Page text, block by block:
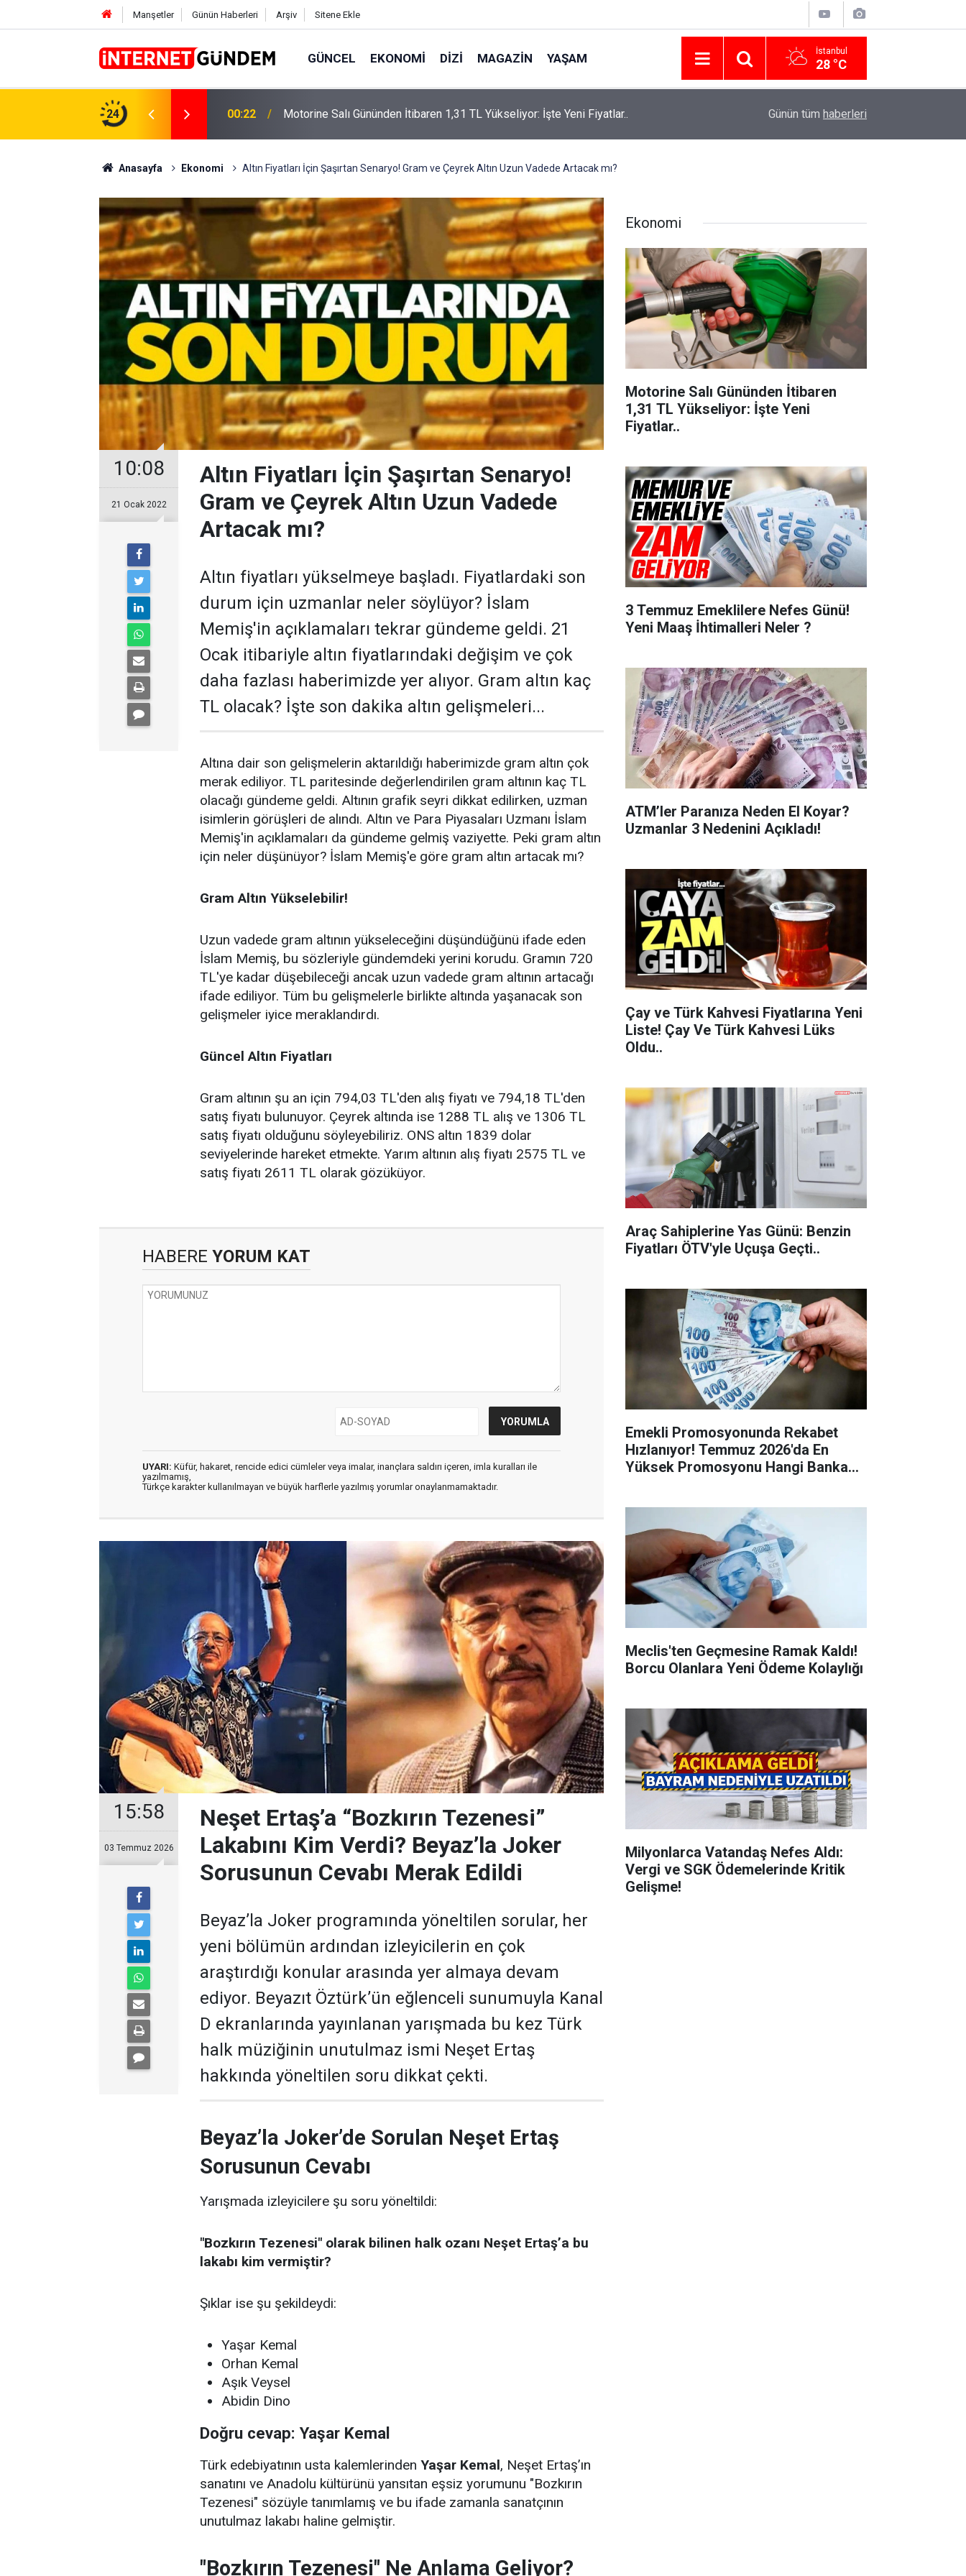
Manşetler Günün Haberleri Arşiv Sitene Ekle
GÜNCEL EKONOMI DIZI MAGAZIN YAŞAM İstanbul
28 °C
24
TL Yükseliyor: İşte Yeni Fiyatlar.. 15:58
Neşet Ertaş’a “Bozkırın Tezenesi” Lakabını Kim Verdi? Beyaz’la Joker
Sorusunun Cevabı Merak Edildi
Günün tüm haberleri
Anasayfa Ekonomi Altın Fiyatları İçin Şaşırtan Senaryo! Gram ve Çeyrek Altın Uzun Vadede Artacak mı?
10:08
21 Ocak 2022
Altın Fiyatları İçin Şaşırtan Senaryo!
Gram ve Çeyrek Altın Uzun Vadede
Artacak mı?
Altın fiyatları yükselmeye başladı. Fiyatlardaki son
durum için uzmanlar neler söylüyor? İslam
Memiş'in açıklamaları tekrar gündeme geldi. 21
Ocak itibariyle altın fiyatlarındaki değişim ve çok
daha fazlası haberimizde yer alıyor. Gram altın kaç
TL olacak? İşte son dakika altın gelişmeleri...
Altına dair son gelişmelerin aktarıldığı haberimizde gram altın çok
merak ediliyor. TL paritesinde değerlendirilen gram altının kaç TL
olacağı gündeme geldi. Altının grafik seyri dikkat edilirken, uzman
isimlerin görüşleri de alındı. Altın ve Para Piyasaları Uzmanı İslam
Memiş'in açıklamaları da gündeme gelmiş vaziyette. Peki gram altın
için neler düşünüyor? İslam Memiş'e göre gram altın artacak mı?
Gram Altın Yükselebilir!
Uzun vadede gram altının yükseleceğini düşündüğünü ifade eden
İslam Memiş, bu sözleriyle gündemdeki yerini korudu. Gramın 720
TL'ye kadar düşebileceği ancak uzun vadede gram altının artacağı
ifade ediliyor. Tüm bu gelişmelerle birlikte altında yaşanacak son
gelişmeler iyice meraklandırdı.
Güncel Altın Fiyatları
Gram altının şu an için 794,03 TL'den alış fiyatı ve 794,18 TL'den
satış fiyatı bulunuyor. Çeyrek altında ise 1288 TL alış ve 1306 TL
satış fiyatı olduğunu söyleyebiliriz. ONS altın 1839 dolar
seviyelerinde hareket etmekte. Yarım altının alış fiyatı 2575 TL ve
satış fiyatı 2611 TL olarak gözüküyor.
HABERE YORUM KAT
UYARI: Küfür, hakaret, rencide edici cümleler veya imalar, inançlara saldırı içeren, imla kuralları ile
yazılmamış,
Türkçe karakter kullanılmayan ve büyük harflerle yazılmış yorumlar onaylanmamaktadır.
15:58
03 Temmuz 2026
Neşet Ertaş’a “Bozkırın Tezenesi”
Lakabını Kim Verdi? Beyaz’la Joker
Sorusunun Cevabı Merak Edildi
Beyaz’la Joker programında yöneltilen sorular, her
yeni bölümün ardından izleyicilerin en çok
araştırdığı konular arasında yer almaya devam
ediyor. Beyazıt Öztürk’ün eğlenceli sunumuyla Kanal
D ekranlarında yayınlanan yarışmada bu kez Türk
halk müziğinin unutulmaz ismi Neşet Ertaş
hakkında yöneltilen soru dikkat çekti.
Beyaz’la Joker’de Sorulan Neşet Ertaş
Sorusunun Cevabı
Yarışmada izleyicilere şu soru yöneltildi:
"Bozkırın Tezenesi" olarak bilinen halk ozanı Neşet Ertaş’a bu
lakabı kim vermiştir?
Şıklar ise şu şekildeydi:
Yaşar Kemal
Orhan Kemal
Aşık Veysel
Abidin Dino
Doğru cevap: Yaşar Kemal
Türk edebiyatının usta kalemlerinden Yaşar Kemal, Neşet Ertaş’ın
sanatını ve Anadolu kültürünü yansıtan eşsiz yorumunu "Bozkırın
Tezenesi" sözüyle tanımlamış ve bu ifade zamanla sanatçının
unutulmaz lakabı haline gelmiştir.
"Bozkırın Tezenesi" Ne Anlama Geliyor?
Ekonomi
Motorine Salı Gününden İtibaren
1,31 TL Yükseliyor: İşte Yeni
Fiyatlar..
3 Temmuz Emeklilere Nefes Günü!
Yeni Maaş İhtimalleri Neler ?
ATM’ler Paranıza Neden El Koyar?
Uzmanlar 3 Nedenini Açıkladı!
Çay ve Türk Kahvesi Fiyatlarına Yeni
Liste! Çay Ve Türk Kahvesi Lüks
Oldu..
Araç Sahiplerine Yas Günü: Benzin
Fiyatları ÖTV'yle Uçuşa Geçti..
Emekli Promosyonunda Rekabet
Hızlanıyor! Temmuz 2026'da En
Yüksek Promosyonu Hangi Banka
Meclis'ten Geçmesine Ramak Kaldı!
Borcu Olanlara Yeni Ödeme Kolaylığı
Milyonlarca Vatandaş Nefes Aldı:
Vergi ve SGK Ödemelerinde Kritik
Gelişme!